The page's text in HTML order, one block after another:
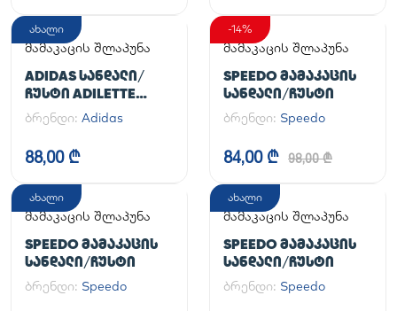
ახალი
მამაკაცის შლაპუნა
ADIDAS ᲡᲐᲜᲓᲐᲚᲘ/
ᲩᲣᲡᲢᲘ ADILETTE
AQUA
ბრენდი: Adidas
88,00 ₾
-14%
მამაკაცის შლაპუნა
SPEEDO ᲛᲐᲛᲐᲙᲐᲪᲘᲡ
ᲡᲐᲜᲓᲐᲚᲘ/ᲩᲣᲡᲢᲘ
ბრენდი: Speedo
84,00 ₾ 98,00 ₾
ახალი
მამაკაცის შლაპუნა
SPEEDO ᲛᲐᲛᲐᲙᲐᲪᲘᲡ
ᲡᲐᲜᲓᲐᲚᲘ/ᲩᲣᲡᲢᲘ
ბრენდი: Speedo
ახალი
მამაკაცის შლაპუნა
SPEEDO ᲛᲐᲛᲐᲙᲐᲪᲘᲡ
ᲡᲐᲜᲓᲐᲚᲘ/ᲩᲣᲡᲢᲘ
ბრენდი: Speedo